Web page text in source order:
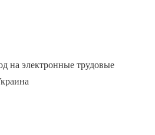
на электронные трудовые